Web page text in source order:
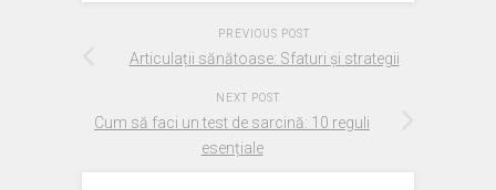
PREVIOUS POST
Articulații sănătoase: Sfaturi și strategii
NEXT POST
Cum să faci un test de sarcină: 10 reguli
esențiale